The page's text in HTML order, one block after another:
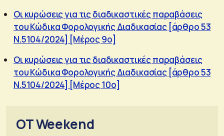
Οι κυρώσεις για τις διαδικαστικές παραβάσεις
του Κώδικα Φορολογικής Διαδικασίας [άρθρο 53
Ν.5104/2024] [Μέρος 9ο]
Οι κυρώσεις για τις διαδικαστικές παραβάσεις
του Κώδικα Φορολογικής Διαδικασίας [άρθρο 53
Ν.5104/2024] [Μέρος 10ο]
OT Weekend